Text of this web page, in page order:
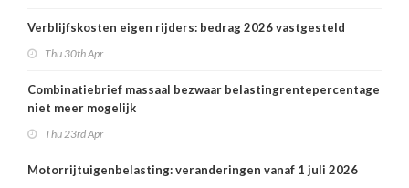
Verblijfskosten eigen rijders: bedrag 2026 vastgesteld
Thu 30th Apr
Combinatiebrief massaal bezwaar belastingrentepercentage
niet meer mogelijk
Thu 23rd Apr
Motorrijtuigenbelasting: veranderingen vanaf 1 juli 2026